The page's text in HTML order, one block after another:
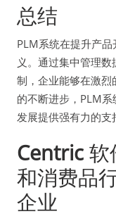
总结
PLM系统在提升产
义。通过集中管理
制，企业能够在激
的不断进步，PLM
发展提供强有力的支
Centric 软
和消费品
企业